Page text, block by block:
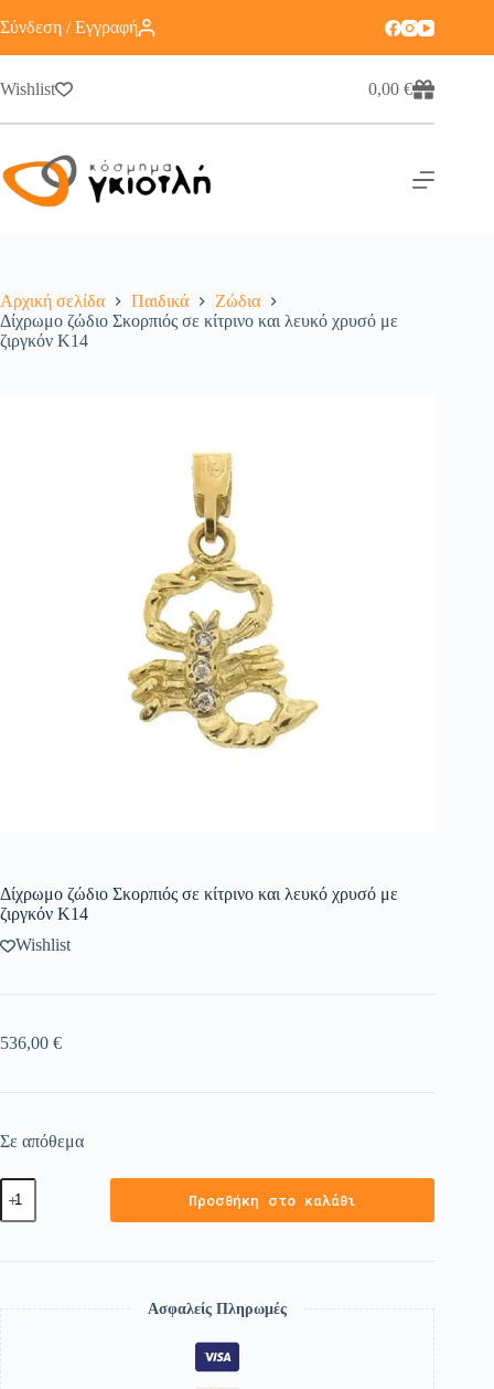
Σύνδεση / Εγγραφή
Wishlist 0,00€
Αρχική σελίδα Παιδικά
Ζώδια
Δίχρωμο ζώδιο Σκορπιός σε κίτρινο και λευκό χρυσό με
ζιργκόν Κ14
Δίχρωμο ζώδιο Σκορπιός σε κίτρινο και λευκό χρυσό με
ζιργκόν Κ14
Wishlist
536,00 €
Σε απόθεμα
Προσθήκη στο καλάθι
Ασφαλείς Πληρωμές